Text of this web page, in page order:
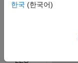
propa
LEO
한국 (한국어)